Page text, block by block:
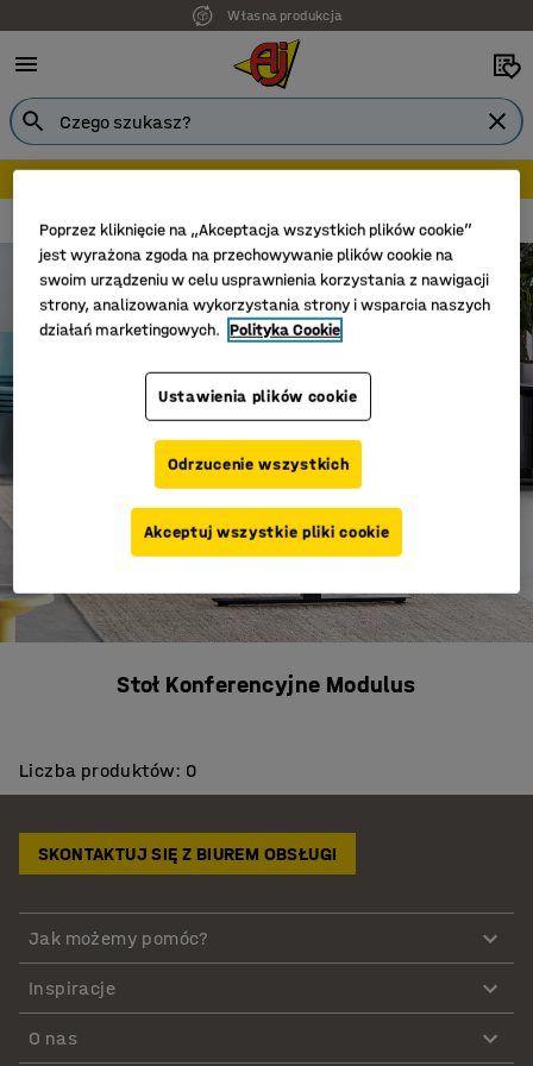
Własna produkcja
Modulus Stoł Konferencyjne Modulus
Stoł Konferencyjne Modulus
Liczba produktów: 0
SKONTAKTUJ SIĘ Z BIUREM OBSŁUGI
Jak możemy pomóc?
Inspiracje
O nas
Poprzez kliknięcie na „Akceptacja wszystkich plików cookie”
jest wyrażona zgoda na przechowywanie plików cookie na
swoim urządzeniu w celu usprawnienia korzystania z nawigacji
strony, analizowania wykorzystania strony i wsparcia naszych
działań marketingowych. Polityka Cookie
Ustawienia plików cookie
Odrzucenie wszystkich
Akceptuj wszystkie pliki cookie